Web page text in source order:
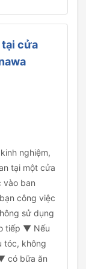
tại cửa
nghiệm,
tại một cửa
vào ban
công việc
sử dụng
tiếp ▼ Nếu
tóc, không
có bữa ăn